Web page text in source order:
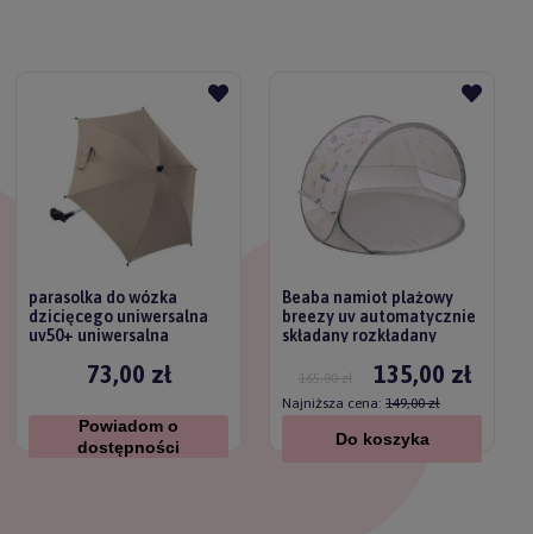
parasolka do wózka
dzicięcego uniwersalna
uv50+ uniwersalna
73,00 zł
Powiadom o
dostępności
Beaba namiot plażowy
breezy uv automatycznie
składany rozkładany
135,00 zł
165,00 zł
Najniższa cena: 149,00 zł
Do koszyka